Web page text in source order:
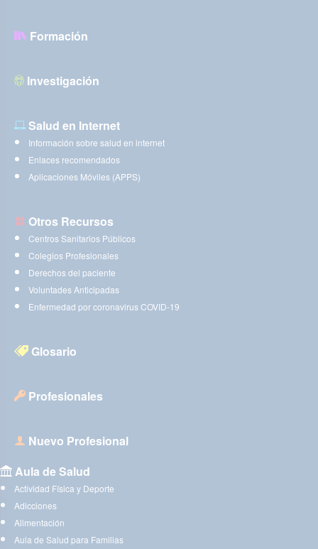
Formación
Investigación
Salud en Internet
Información sobre salud en internet
Enlaces recomendados
Aplicaciones Móviles (APPS)
Otros Recursos
Centros Sanitarios Públicos
Colegios Profesionales
Derechos del paciente
Voluntades Anticipadas
Enfermedad por coronavirus COVID-19
Glosario
Profesionales
Nuevo Profesional
Aula de Salud
Actividad Física y Deporte
Adicciones
Alimentación
Aula de Salud para Familias